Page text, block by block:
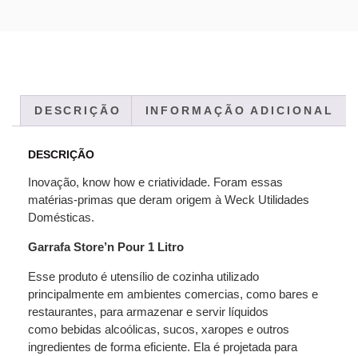
DESCRIÇÃO INFORMAÇÃO ADICIONAL
DESCRIÇÃO
Inovação, know how e criatividade. Foram essas
matérias-primas que deram origem à Weck Utilidades
Domésticas.
Garrafa Store’n Pour 1 Litro
Esse produto é utensílio de cozinha utilizado
principalmente em ambientes comercias, como bares e
restaurantes, para armazenar e servir líquidos
como bebidas alcoólicas, sucos, xaropes e outros
ingredientes de forma eficiente. Ela é projetada para